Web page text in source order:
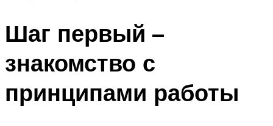
Шаг первый –
знакомство с
принципами работы